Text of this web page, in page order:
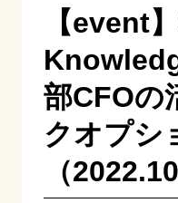
【event
部CFOの
クオプシ
（